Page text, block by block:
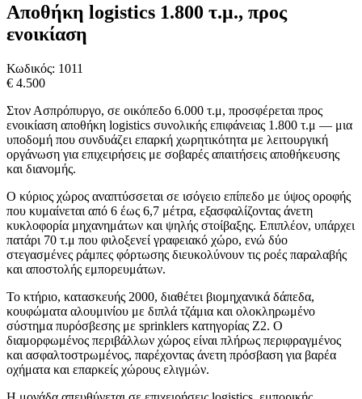
Αποθήκη logistics 1.800 τ.μ., προς
ενοικίαση
Κωδικός: 1011
€ 4.500
Στον Ασπρόπυργο, σε οικόπεδο 6.000 τ.μ, προσφέρεται προς
ενοικίαση αποθήκη logistics συνολικής επιφάνειας 1.800 τ.μ — μια
υποδομή που συνδυάζει επαρκή χωρητικότητα με λειτουργική
οργάνωση για επιχειρήσεις με σοβαρές απαιτήσεις αποθήκευσης
και διανομής.
Ο κύριος χώρος αναπτύσσεται σε ισόγειο επίπεδο με ύψος οροφής
που κυμαίνεται από 6 έως 6,7 μέτρα, εξασφαλίζοντας άνετη
κυκλοφορία μηχανημάτων και ψηλής στοίβαξης. Επιπλέον, υπάρχει
πατάρι 70 τ.μ που φιλοξενεί γραφειακό χώρο, ενώ δύο
στεγασμένες ράμπες φόρτωσης διευκολύνουν τις ροές παραλαβής
και αποστολής εμπορευμάτων.
Το κτήριο, κατασκευής 2000, διαθέτει βιομηχανικά δάπεδα,
κουφώματα αλουμινίου με διπλά τζάμια και ολοκληρωμένο
σύστημα πυρόσβεσης με sprinklers κατηγορίας Z2. Ο
διαμορφωμένος περιβάλλων χώρος είναι πλήρως περιφραγμένος
και ασφαλτοστρωμένος, παρέχοντας άνετη πρόσβαση για βαρέα
οχήματα και επαρκείς χώρους ελιγμών.